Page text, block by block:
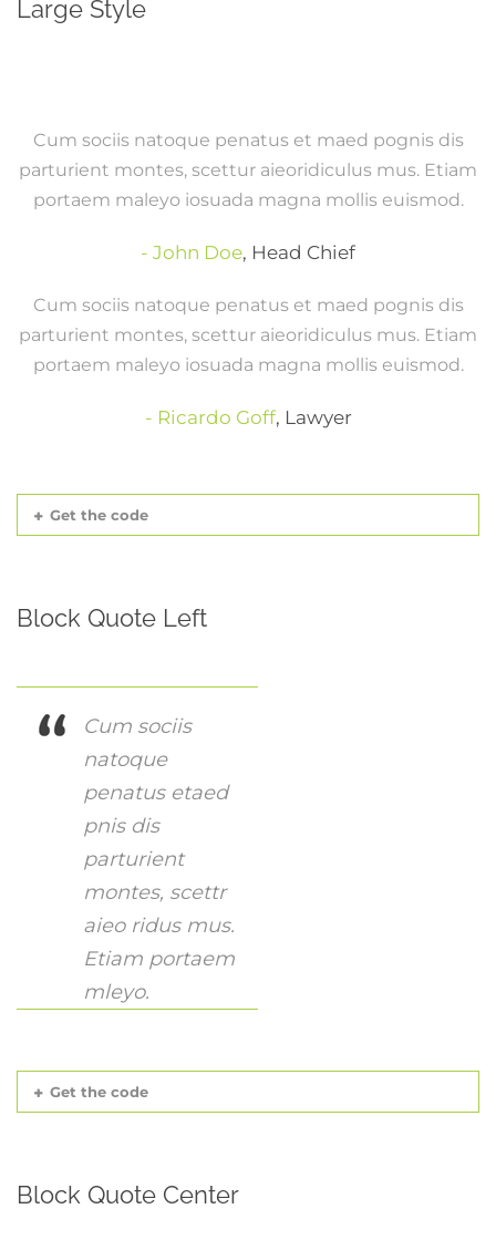
Large Style
Cum sociis natoque penatus et maed pognis dis
parturient montes, scettur aieoridiculus mus. Etiam
portaem maleyo iosuada magna mollis euismod.
John Doe, Head Chief
Cum sociis natoque penatus et maed pognis dis
parturient montes, scettur aieoridiculus mus. Etiam
portaem maleyo iosuada magna mollis euismod.
Ricardo Goff, Lawyer
Get the code
Block Quote Left
Cum sociis
natoque
penatus etaed
pnis dis
parturient
montes, scettr
aieo ridus mus.
Etiam portaem
mleyo.
Get the code
Block Quote Center